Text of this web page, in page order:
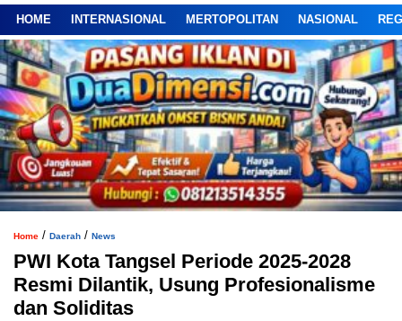
HOME INTERNASIONAL MERTOPOLITAN NASIONAL
Home / Daerah / News
PWI Kota Tangsel Periode 2025-2028
Resmi Dilantik, Usung Profesionalisme
dan Soliditas